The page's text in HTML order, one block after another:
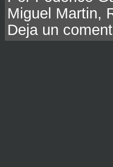
Miguel Martin,
Deja un